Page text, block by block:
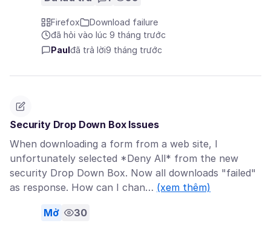
Firefox
Download failure
đã hỏi vào lúc 9 tháng trước
Paul đã trả lời9 tháng trước
Security Drop Down Box Issues
When downloading a form from a web site, I
unfortunately selected *Deny All* from the new
security Drop Down Box. Now all downloads "failed"
as response. How can I chan… (xem thêm)
Mở 30